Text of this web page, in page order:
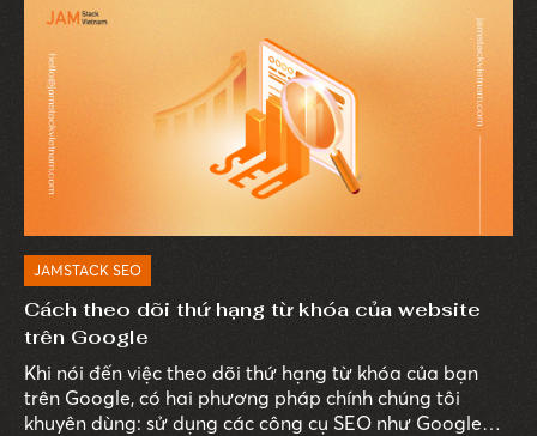
JAMSTACK SEO
Cách theo dõi thứ hạng từ khóa của website
trên Google
Khi nói đến việc theo dõi thứ hạng từ khóa của bạn
trên Google, có hai phương pháp chính chúng tôi
khuyên dùng: sử dụng các công cụ SEO như Google